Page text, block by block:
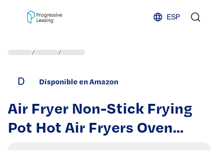
ESP
/ /
D Disponible en Amazon
Air Fryer Non-Stick Frying
Pot Hot Air Fryers Oven